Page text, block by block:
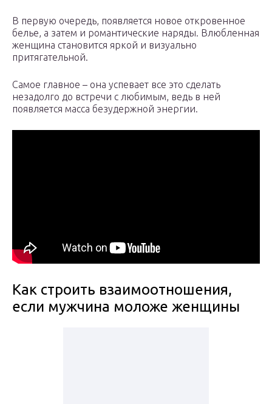
В первую очередь, появляется новое откровенное
белье, а затем и романтические наряды. Влюбленная
женщина становится яркой и визуально
притягательной.
Самое главное – она успевает все это сделать
незадолго до встречи с любимым, ведь в ней
появляется масса безудержной энергии.
Как строить взаимоотношения,
если мужчина моложе женщины